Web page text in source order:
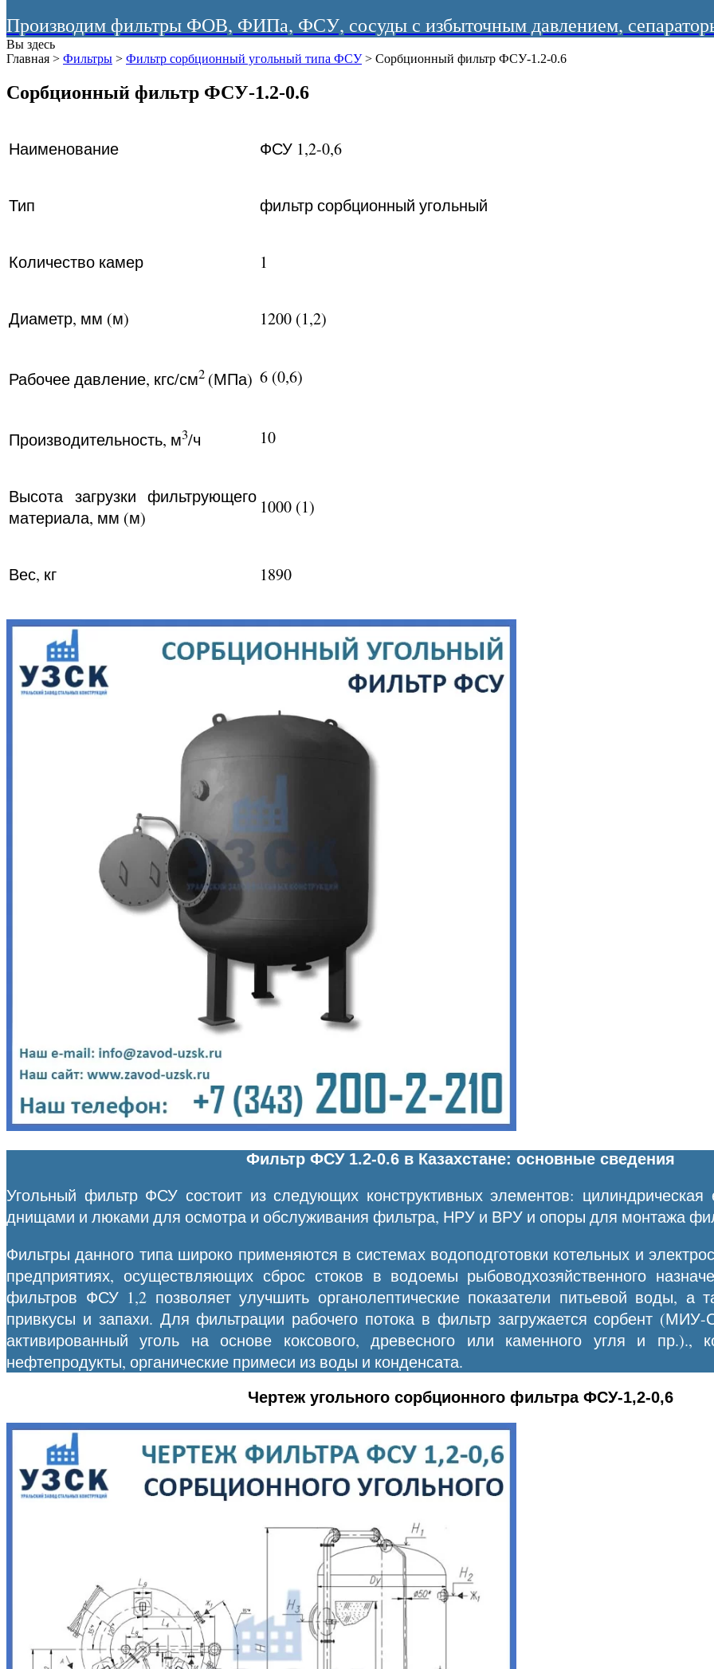
Производим фильтры ФОВ, ФИПа, ФСУ, сосуды с избыточным давлением,
Вы здесь
Главная > Фильтры > Фильтр сорбционный угольный типа ФСУ > Сорбционный фильтр ФСУ-1.2-0.6
Сорбционный фильтр ФСУ-1.2-0.6
Наименование ФСУ 1,2-0,6
Тип фильтр сорбционный угольный
Количество камер 1
Диаметр, мм (м) 1200 (1,2)
Рабочее давление, кгс/см2 (МПа) 6 (0,6)
Производительность, м3/ч 10
Высота загрузки фильтрующего
материала, мм (м)
1000 (1)
Вес, кг 1890
Фильтр ФСУ 1.2-0.6 в Казахстане: основные сведения
Угольный фильтр ФСУ состоит из следующих конструктивных элементов: цилиндрическая
днищами и люками для осмотра и обслуживания фильтра, НРУ и ВРУ и опоры для монтажа
Фильтры данного типа широко применяются в системах водоподготовки котельных и
предприятиях, осуществляющих сброс стоков в водоемы рыбоводхозяйственного
фильтров ФСУ 1,2 позволяет улучшить органолептические показатели питьевой воды, а
привкусы и запахи. Для фильтрации рабочего потока в фильтр загружается сорбент
активированный уголь на основе коксового, древесного или каменного угля и пр.).,
нефтепродукты, органические примеси из воды и конденсата.
Чертеж угольного сорбционного фильтра ФСУ-1,2-0,6